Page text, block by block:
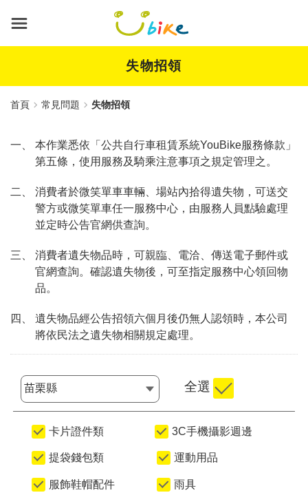
要
失物招領
首頁 常見問題 失物招領
一、 本作業悉依「公共自行車租賃系統YouBike服務條款」
第五條，使用服務及騎乘注意事項之規定管理之。
二、 消費者於微笑單車車輛、場站內拾得遺失物，可送交
警方或微笑單車任一服務中心，由服務人員點驗處理
並定時公告官網供查詢。
三、 消費者遺失物品時，可親臨、電洽、傳送電子郵件或
官網查詢。確認遺失物後，可至指定服務中心領回物
品。
四、 遺失物品經公告招領六個月後仍無人認領時，本公司
將依民法之遺失物相關規定處理。
選擇縣市
全選
卡片證件類 3C手機攝影週邊
提袋錢包類 運動用品
服飾鞋帽配件 雨具